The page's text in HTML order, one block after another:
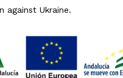
against Ukraine.